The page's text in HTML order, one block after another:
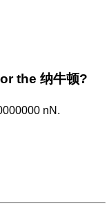
the 纳牛顿?
nN.